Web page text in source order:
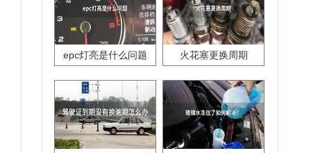
epc灯亮是什么问题 火花塞更换周期